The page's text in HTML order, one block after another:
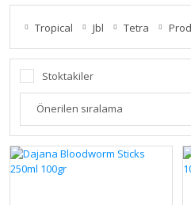
Tropical Jbl Tetra
Stoktakiler